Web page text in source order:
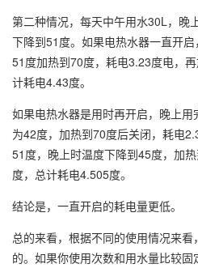
第二种情况，每天中午用水30L，晚
下降到51度。如果电热水器一直开
51度加热到70度，耗电3.23度电，
计耗电4.43度。
如果电热水器是用时再开启，晚上
为42度，加热到70度后关闭，耗电
51度，晚上时温度下降到45度，加
度，总计耗电4.505度。
结论是，一直开启的耗电量更低。
总的来看，根据不同的使用情况来
的。如果你使用次数和用水量比较